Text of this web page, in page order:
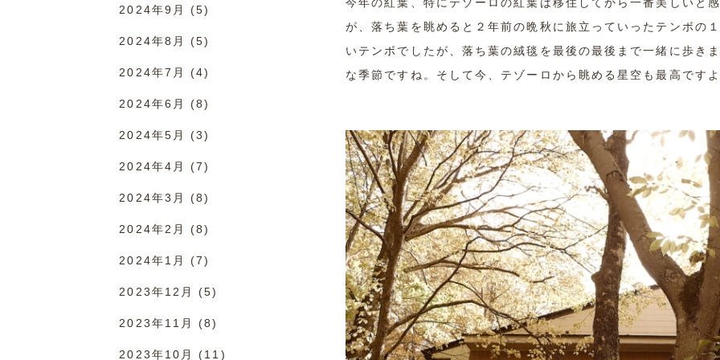
が、落ち葉を眺めると２年前の晩秋に旅立っていったテンボの
いテンボでしたが、落ち葉の絨毯を最後の最後まで一緒に歩き
な季節ですね。そして今、テゾーロから眺める星空も最高です
2024年9月 (5)
2024年8月 (5)
2024年7月 (4)
2024年6月 (8)
2024年5月 (3)
2024年4月 (7)
2024年3月 (8)
2024年2月 (8)
2024年1月 (7)
2023年12月 (5)
2023年11月 (8)
2023年10月 (11)